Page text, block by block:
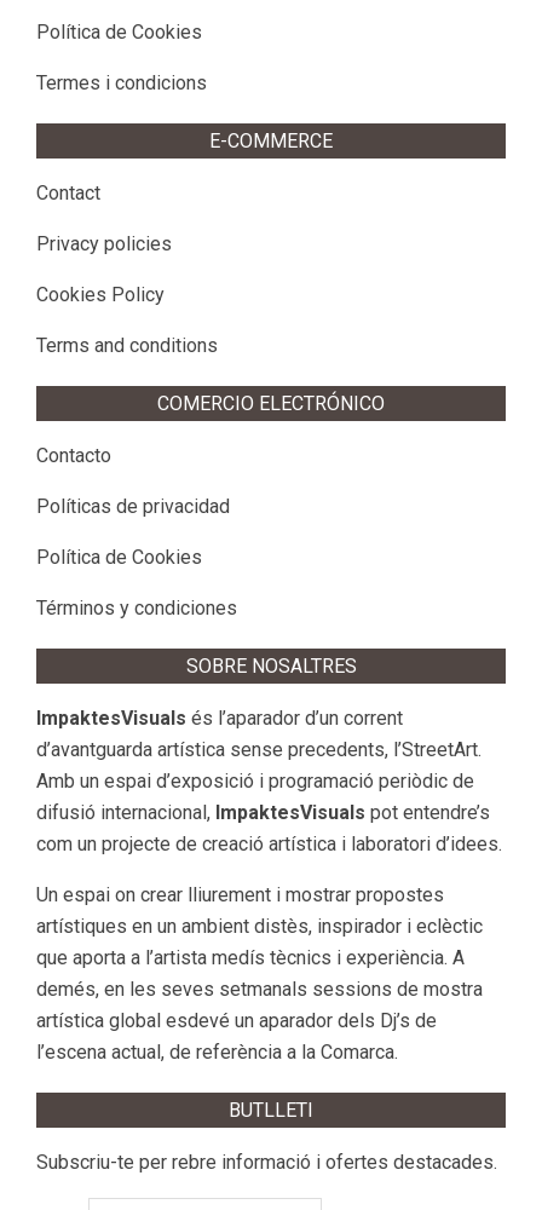
Política de Cookies
Termes i condicions
E-COMMERCE
Contact
Privacy policies
Cookies Policy
Terms and conditions
COMERCIO ELECTRÓNICO
Contacto
Políticas de privacidad
Política de Cookies
Términos y condiciones
SOBRE NOSALTRES
ImpaktesVisuals és l’aparador d’un corrent
d’avantguarda artística sense precedents, l’StreetArt.
Amb un espai d’exposició i programació periòdic de
difusió internacional, ImpaktesVisuals pot entendre’s
com un projecte de creació artística i laboratori d’idees.
Un espai on crear lliurement i mostrar propostes
artístiques en un ambient distès, inspirador i eclèctic
que aporta a l’artista medís tècnics i experiència. A
demés, en les seves setmanals sessions de mostra
artística global esdevé un aparador dels Dj’s de
l’escena actual, de referència a la Comarca.
BUTLLETI
Subscriu-te per rebre informació i ofertes destacades.